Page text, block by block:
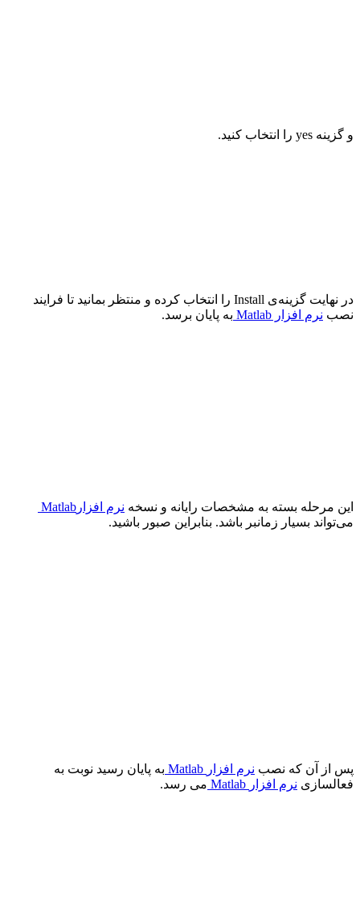
و گزینه yes را انتخاب کنید.
در نهایت گزینه‌ی Install را انتخاب کرده و منتظر بمانید تا فرایند
نصب نرم‌ افزار Matlab به پایان برسد.
این مرحله بسته به مشخصات رایانه و نسخه نرم افزار Matlab
می‌تواند بسیار زمانبر باشد. بنابراین صبور باشید.
پس از آن که نصب نرم‌ افزار Matlab به پایان رسید نوبت به
فعالسازی نرم افزار Matlab می رسد.